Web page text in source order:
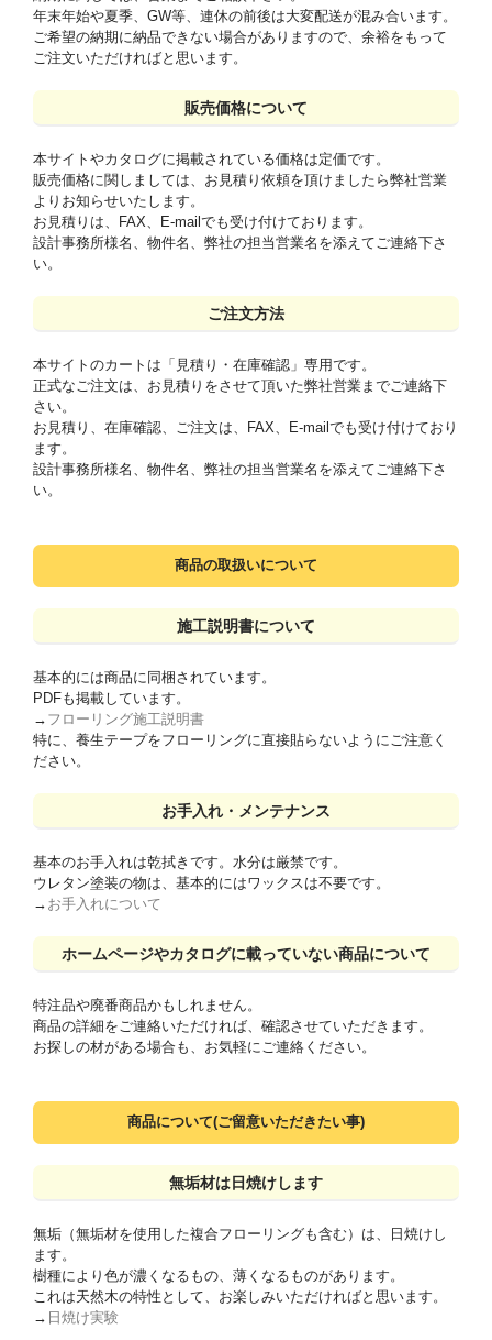
年末年始や夏季、GW等、連休の前後は大変配送が混み合います。
ご希望の納期に納品できない場合がありますので、余裕をもって
ご注文いただければと思います。
販売価格について
本サイトやカタログに掲載されている価格は定価です。
販売価格に関しましては、お見積り依頼を頂けましたら弊社営業
よりお知らせいたします。
お見積りは、FAX、E-mailでも受け付けております。
設計事務所様名、物件名、弊社の担当営業名を添えてご連絡下さ
い。
ご注文方法
本サイトのカートは「見積り・在庫確認」専用です。
正式なご注文は、お見積りをさせて頂いた弊社営業までご連絡下
さい。
お見積り、在庫確認、ご注文は、FAX、E-mailでも受け付けており
ます。
設計事務所様名、物件名、弊社の担当営業名を添えてご連絡下さ
い。
商品の取扱いについて
施工説明書について
基本的には商品に同梱されています。
PDFも掲載しています。
→ フローリング施工説明書
特に、養生テープをフローリングに直接貼らないようにご注意く
ださい。
お手入れ・メンテナンス
基本のお手入れは乾拭きです。水分は厳禁です。
ウレタン塗装の物は、基本的にはワックスは不要です。
→ お手入れについて
ホームページやカタログに載っていない商品について
特注品や廃番商品かもしれません。
商品の詳細をご連絡いただければ、確認させていただきます。
お探しの材がある場合も、お気軽にご連絡ください。
商品について(ご留意いただきたい事)
無垢材は日焼けします
無垢（無垢材を使用した複合フローリングも含む）は、日焼けし
ます。
樹種により色が濃くなるもの、薄くなるものがあります。
これは天然木の特性として、お楽しみいただければと思います。
→ 日焼け実験